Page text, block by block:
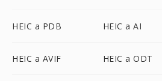
HEIC a PDB HEIC a AI
HEIC a AVIF HEIC a ODT